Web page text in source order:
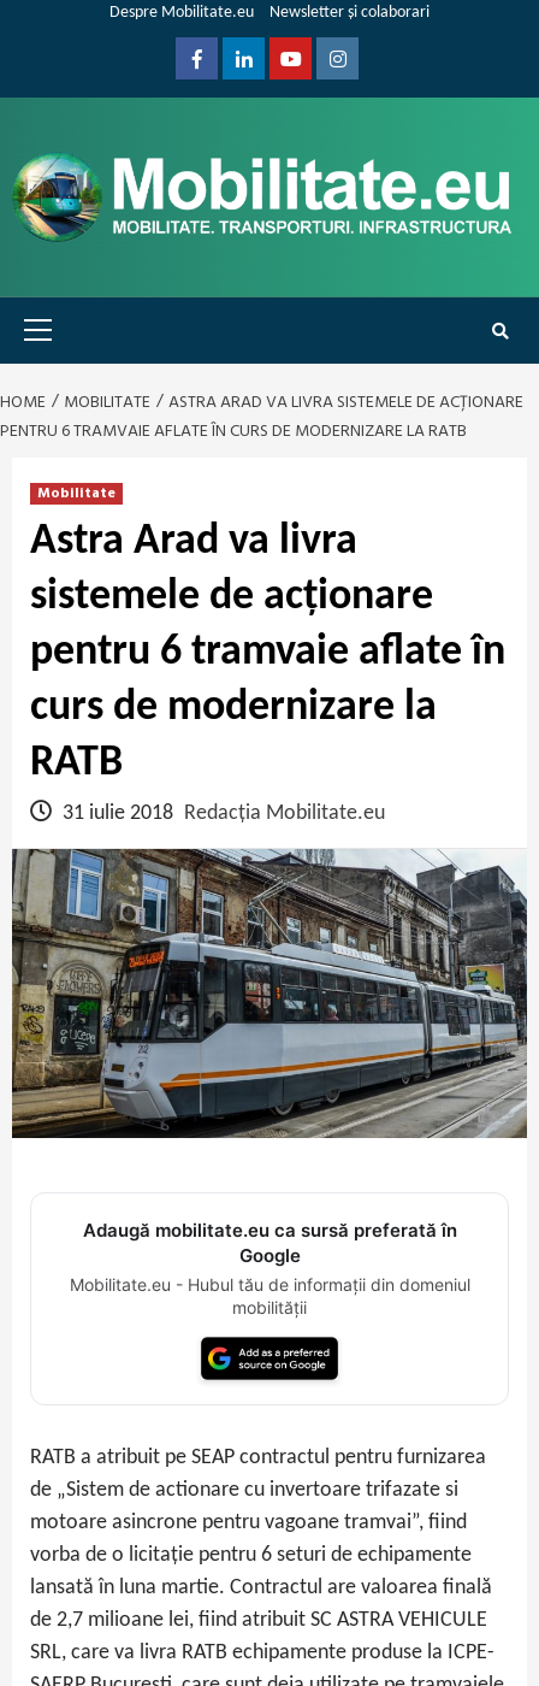
Despre Mobilitate.eu Newsletter și colaborari
FacebookLinkedinYoutubeInstagram
Primary
Menu
HOME MOBILITATE
ASTRA ARAD VA LIVRA SISTEMELE DE ACȚIONARE
PENTRU 6 TRAMVAIE AFLATE ÎN CURS DE MODERNIZARE LA RATB
Mobilitate
Astra Arad va livra
sistemele de acționare
pentru 6 tramvaie aflate în
curs de modernizare la
RATB
31 iulie 2018 Redacția Mobilitate.eu
Adaugă mobilitate.eu ca sursă preferată în
Google
Mobilitate.eu - Hubul tău de informații din domeniul
mobilității
RATB a atribuit pe SEAP contractul pentru furnizarea
de „Sistem de actionare cu invertoare trifazate si
motoare asincrone pentru vagoane tramvai”, fiind
vorba de o licitație pentru 6 seturi de echipamente
lansată în luna martie. Contractul are valoarea finală
de 2,7 milioane lei, fiind atribuit SC ASTRA VEHICULE
SRL, care va livra RATB echipamente produse la ICPE-